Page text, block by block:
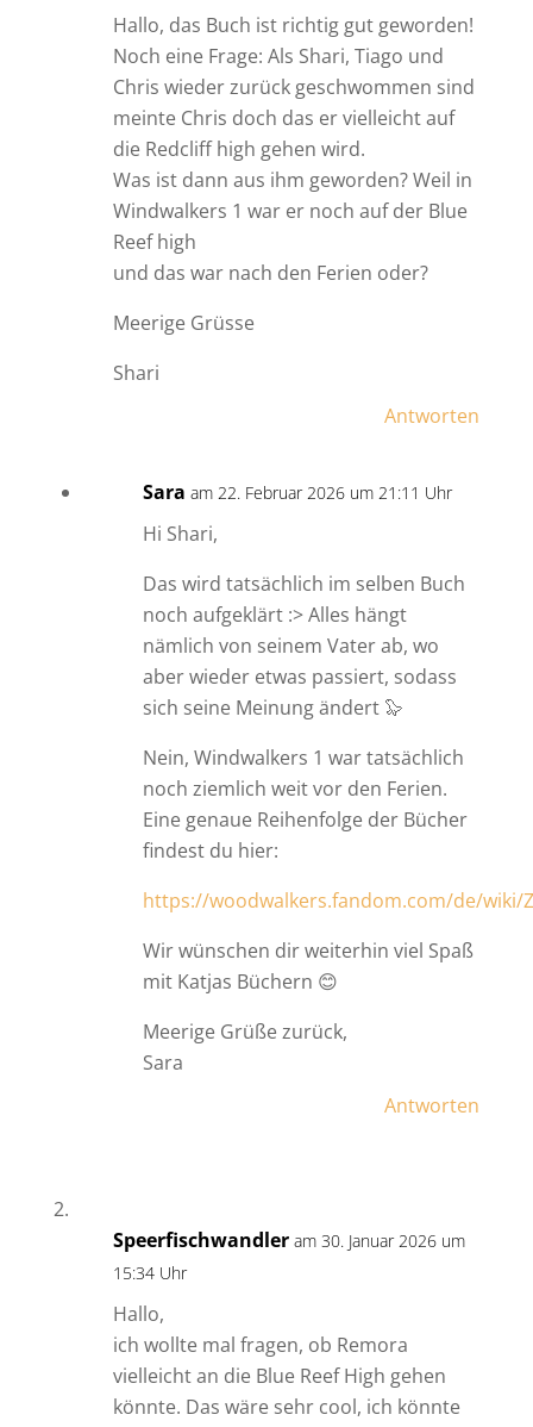
Hallo, das Buch ist richtig gut geworden!
Noch eine Frage: Als Shari, Tiago und
Chris wieder zurück geschwommen sind
meinte Chris doch das er vielleicht auf
die Redcliff high gehen wird.
Was ist dann aus ihm geworden? Weil in
Windwalkers 1 war er noch auf der Blue
Reef high
und das war nach den Ferien oder?
Meerige Grüsse
Shari
Antworten
Sara am 22. Februar 2026 um 21:11 Uhr
Hi Shari,
Das wird tatsächlich im selben Buch
noch aufgeklärt :> Alles hängt
nämlich von seinem Vater ab, wo
aber wieder etwas passiert, sodass
sich seine Meinung ändert 🦭
Nein, Windwalkers 1 war tatsächlich
noch ziemlich weit vor den Ferien.
Eine genaue Reihenfolge der Bücher
findest du hier:
https://woodwalkers.fandom.com/de/wiki/
Wir wünschen dir weiterhin viel Spaß
mit Katjas Büchern 😊
Meerige Grüße zurück,
Sara
Antworten
Speerfischwandler am 30. Januar 2026 um
15:34 Uhr
Hallo,
ich wollte mal fragen, ob Remora
vielleicht an die Blue Reef High gehen
könnte. Das wäre sehr cool, ich könnte